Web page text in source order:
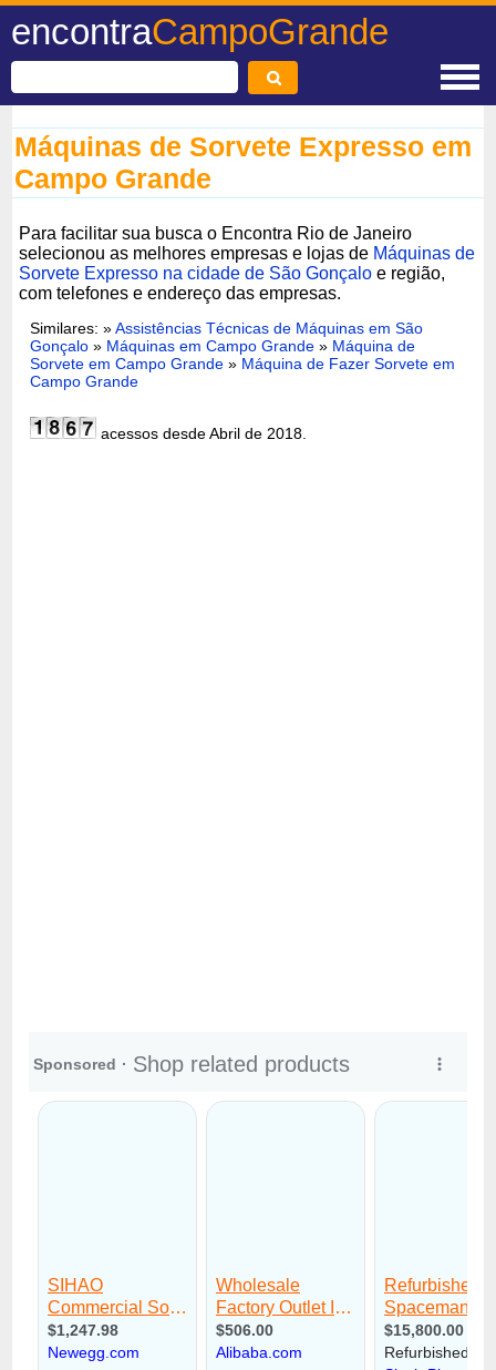
encontraCampoGrande
Máquinas de Sorvete Expresso em
Campo Grande
Para facilitar sua busca o Encontra Rio de Janeiro
selecionou as melhores empresas e lojas de Máquinas de
Sorvete Expresso na cidade de São Gonçalo e região,
com telefones e endereço das empresas.
Similares: »Assistências Técnicas de Máquinas em São
Gonçalo » Máquinas em Campo Grande » Máquina de
Sorvete em Campo Grande » Máquina de Fazer Sorvete em
Campo Grande
acessos desde Abril de 2018.